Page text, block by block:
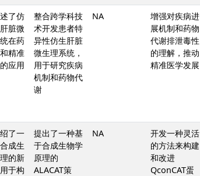
了仿
脏微
在药
精准
应用
整合跨学科技
术开发患者特
异性仿生肝脏
微生理系统，
用于研究疾病
机制和药物代
谢
NA
增强对疾病进
展机制和药物
代谢排泄毒性
的理解，推动
精准医学发展
了一
成生
的新
于构
提出了一种基
于合成生物学
原理的
ALACAT策
NA
开发一种灵活
的方法来构建
和改进
QconCAT蛋